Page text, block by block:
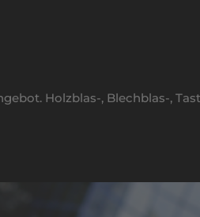
Holzblas-, Blechblas-,